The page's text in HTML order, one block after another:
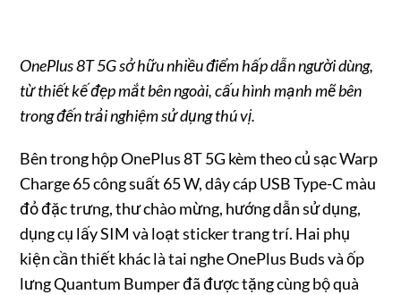
OnePlus 8T 5G sở hữu nhiều điểm hấp dẫn người dùng,
từ thiết kế đẹp mắt bên ngoài, cấu hình mạnh mẽ bên
trong đến trải nghiệm sử dụng thú vị.
Bên trong hộp OnePlus 8T 5G kèm theo củ sạc Warp
Charge 65 công suất 65 W, dây cáp USB Type-C màu
đỏ đặc trưng, thư chào mừng, hướng dẫn sử dụng,
dụng cụ lấy SIM và loạt sticker trang trí. Hai phụ
kiện cần thiết khác là tai nghe OnePlus Buds và ốp
lưng Quantum Bumper đã được tặng cùng bộ quà